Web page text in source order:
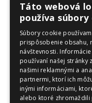
Batohy
Oblečenie
Domáci majster a
Elektrické
Časové
Domové
Káble
Táto webová
používa súbory
Súbory cookie
prispôsobenie obsahu,
návštevnosti.
používaní našej stránky
našimi reklamnými a
partnermi, ktorí ich
inými informáciami,
alebo ktoré zhromaždili